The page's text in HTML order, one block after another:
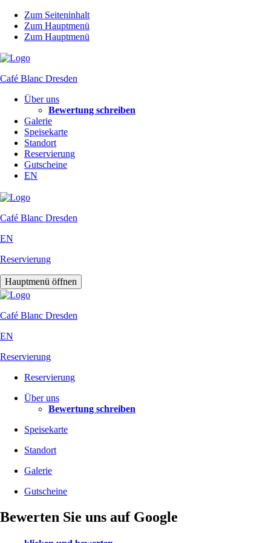
Zum Seiteninhalt
Zum Hauptmenü
Zum Hauptmenü
Café Blanc Dresden
Über uns
Bewertung schreiben
Galerie
Speisekarte
Standort
Reservierung
Gutscheine
EN
Café Blanc Dresden
EN
Reservierung
Hauptmenü öffnen
Café Blanc Dresden
EN
Reservierung
Reservierung
Über uns
Bewertung schreiben
Speisekarte
Standort
Galerie
Gutscheine
Bewerten Sie uns auf Google